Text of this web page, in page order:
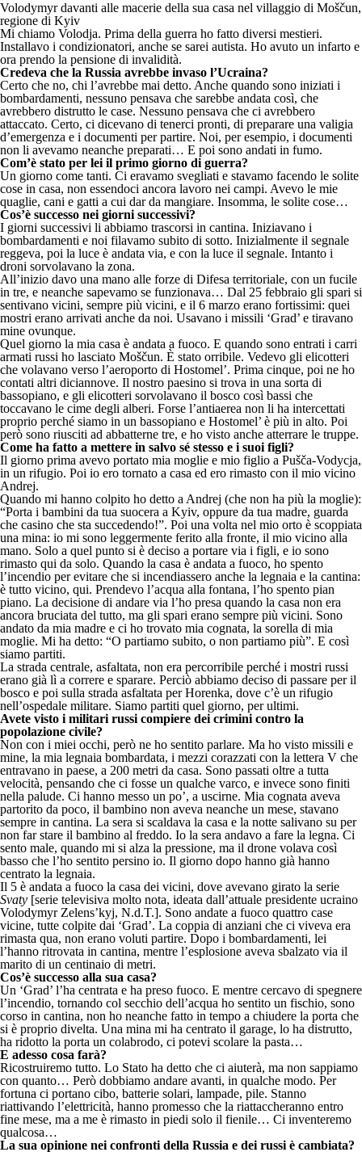
Volodymyr davanti alle macerie della sua casa nel villaggio di Moščun,
regione di Kyiv
Mi chiamo Volodja. Prima della guerra ho fatto diversi mestieri.
Installavo i condizionatori, anche se sarei autista. Ho avuto un infarto e
ora prendo la pensione di invalidità.
Credeva che la Russia avrebbe invaso l’Ucraina?
Certo che no, chi l’avrebbe mai detto. Anche quando sono iniziati i
bombardamenti, nessuno pensava che sarebbe andata così, che
avrebbero distrutto le case. Nessuno pensava che ci avrebbero
attaccato. Certo, ci dicevano di tenerci pronti, di preparare una valigia
d’emergenza e i documenti per partire. Noi, per esempio, i documenti
non li avevamo neanche preparati… E poi sono andati in fumo.
Com’è stato per lei il primo giorno di guerra?
Un giorno come tanti. Ci eravamo svegliati e stavamo facendo le solite
cose in casa, non essendoci ancora lavoro nei campi. Avevo le mie
quaglie, cani e gatti a cui dar da mangiare. Insomma, le solite cose…
Cos’è successo nei giorni successivi?
I giorni successivi li abbiamo trascorsi in cantina. Iniziavano i
bombardamenti e noi filavamo subito di sotto. Inizialmente il segnale
reggeva, poi la luce è andata via, e con la luce il segnale. Intanto i
droni sorvolavano la zona.
All’inizio davo una mano alle forze di Difesa territoriale, con un fucile
in tre, e neanche sapevamo se funzionava… Dal 25 febbraio gli spari si
sentivano vicini, sempre più vicini, e il 6 marzo erano fortissimi: quei
mostri erano arrivati anche da noi. Usavano i missili ‘Grad’ e tiravano
mine ovunque.
Quel giorno la mia casa è andata a fuoco. E quando sono entrati i carri
armati russi ho lasciato Moščun. È stato orribile. Vedevo gli elicotteri
che volavano verso l’aeroporto di Hostomel’. Prima cinque, poi ne ho
contati altri diciannove. Il nostro paesino si trova in una sorta di
bassopiano, e gli elicotteri sorvolavano il bosco così bassi che
toccavano le cime degli alberi. Forse l’antiaerea non li ha intercettati
proprio perché siamo in un bassopiano e Hostomel’ è più in alto. Poi
però sono riusciti ad abbatterne tre, e ho visto anche atterrare le truppe.
Come ha fatto a mettere in salvo sé stesso e i suoi figli?
Il giorno prima avevo portato mia moglie e mio figlio a Pušča-Vodycja,
in un rifugio. Poi io ero tornato a casa ed ero rimasto con il mio vicino
Andrej.
Quando mi hanno colpito ho detto a Andrej (che non ha più la moglie):
“Porta i bambini da tua suocera a Kyiv, oppure da tua madre, guarda
che casino che sta succedendo!”. Poi una volta nel mio orto è scoppiata
una mina: io mi sono leggermente ferito alla fronte, il mio vicino alla
mano. Solo a quel punto si è deciso a portare via i figli, e io sono
rimasto qui da solo. Quando la casa è andata a fuoco, ho spento
l’incendio per evitare che si incendiassero anche la legnaia e la cantina:
è tutto vicino, qui. Prendevo l’acqua alla fontana, l’ho spento pian
piano. La decisione di andare via l’ho presa quando la casa non era
ancora bruciata del tutto, ma gli spari erano sempre più vicini. Sono
andato da mia madre e ci ho trovato mia cognata, la sorella di mia
moglie. Mi ha detto: “O partiamo subito, o non partiamo più”. E così
siamo partiti.
La strada centrale, asfaltata, non era percorribile perché i mostri russi
erano già lì a correre e sparare. Perciò abbiamo deciso di passare per il
bosco e poi sulla strada asfaltata per Horenka, dove c’è un rifugio
nell’ospedale militare. Siamo partiti quel giorno, per ultimi.
Avete visto i militari russi compiere dei crimini contro la
popolazione civile?
Non con i miei occhi, però ne ho sentito parlare. Ma ho visto missili e
mine, la mia legnaia bombardata, i mezzi corazzati con la lettera V che
entravano in paese, a 200 metri da casa. Sono passati oltre a tutta
velocità, pensando che ci fosse un qualche varco, e invece sono finiti
nella palude. Ci hanno messo un po’, a uscirne. Mia cognatа aveva
partorito da poco, il bambino non aveva neanche un mese, stavano
sempre in cantina. La sera si scaldava la casa e la notte salivano su per
non far stare il bambino al freddo. Io la sera andavo a fare la legna. Ci
sento male, quando mi si alza la pressione, ma il drone volava così
basso che l’ho sentito persino io. Il giorno dopo hanno già hanno
centrato la legnaia.
Il 5 è andata a fuoco la casa dei vicini, dove avevano girato la serie
Svaty [serie televisiva molto nota, ideata dall’attuale presidente ucraino
Volodymyr Zelens’kyj, N.d.T.]. Sono andate a fuoco quattro case
vicine, tutte colpite dai ‘Grad’. La coppia di anziani che ci viveva era
rimasta qua, non erano voluti partire. Dopo i bombardamenti, lei
l’hanno ritrovata in cantina, mentre l’esplosione aveva sbalzato via il
marito di un centinaio di metri.
Cos’è successo alla sua casa?
Un ‘Grad’ l’ha centrata e ha preso fuoco. E mentre cercavo di spegnere
l’incendio, tornando col secchio dell’acqua ho sentito un fischio, sono
corso in cantina, non ho neanche fatto in tempo a chiudere la porta che
si è proprio divelta. Una mina mi ha centrato il garage, lo ha distrutto,
ha ridotto la porta un colabrodo, ci potevi scolare la pasta…
E adesso cosa farà?
Ricostruiremo tutto. Lo Stato ha detto che ci aiuterà, ma non sappiamo
con quanto… Però dobbiamo andare avanti, in qualche modo. Per
fortuna ci portano cibo, batterie solari, lampade, pile. Stanno
riattivando l’elettricità, hanno promesso che la riattaccheranno entro
fine mese, ma a me è rimasto in piedi solo il fienile… Ci inventeremo
qualcosa…
La sua opinione nei confronti della Russia e dei russi è cambiata?